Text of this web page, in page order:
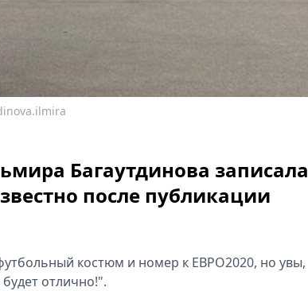
Багаутдинова записала
после публикации
костюм и номер к ЕВРО2020, но увы,
отлично!".